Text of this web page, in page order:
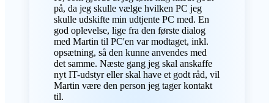
på, da jeg skulle vælge hvilken PC jeg
skulle udskifte min udtjente PC med. En
god oplevelse, lige fra den første dialog
med Martin til PC'en var modtaget, inkl.
opsætning, så den kunne anvendes med
det samme. Næste gang jeg skal anskaffe
nyt IT-udstyr eller skal have et godt råd, vil
Martin være den person jeg tager kontakt
til.